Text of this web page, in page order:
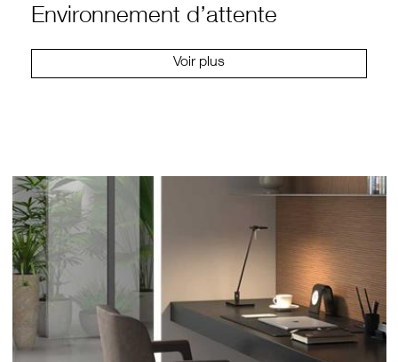
Environnement d’attente
Voir plus